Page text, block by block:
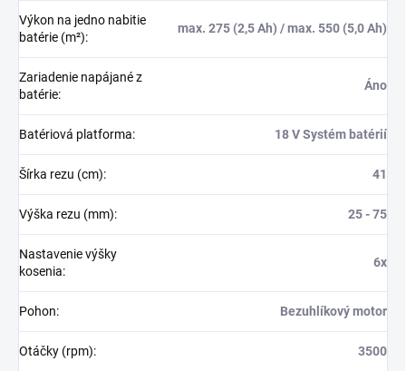
Výkon na jedno nabitie
batérie (m²):
max. 275 (2,5 Ah) / max. 550 (5,0 Ah)
Zariadenie napájané z
batérie:
Áno
Batériová platforma: 18 V Systém batérií
Šírka rezu (cm): 41
Výška rezu (mm): 25 - 75
Nastavenie výšky
kosenia:
6x
Pohon: Bezuhlíkový motor
Otáčky (rpm): 3500